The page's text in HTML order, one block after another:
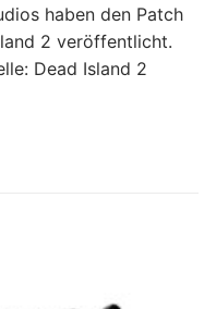
haben den Patch
2 veröffentlicht.
Dead Island 2